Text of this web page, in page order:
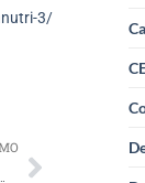
3/